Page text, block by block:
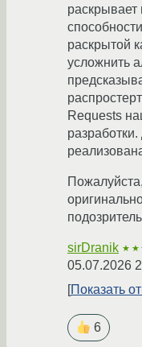
раскрывает
раскрытой
усложнить
Requests
sirDranik
05.07.2026
Показать
6